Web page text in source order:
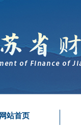
网站首页